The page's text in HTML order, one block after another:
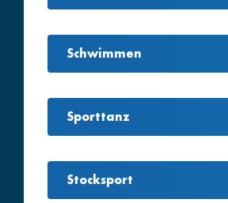
Schwimmen
Sporttanz
Stocksport